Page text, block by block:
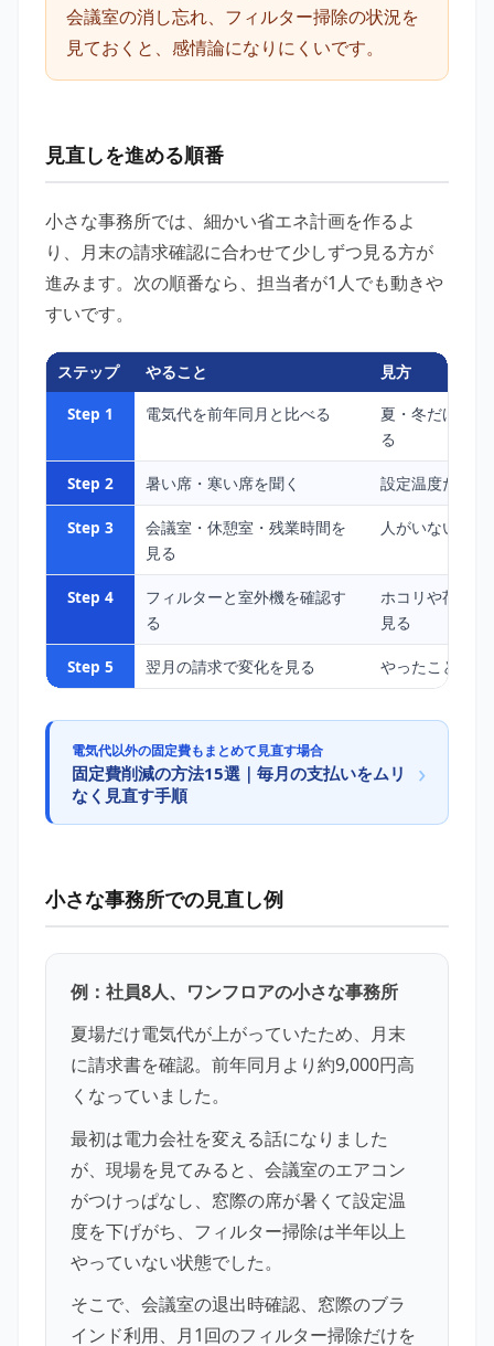
会議室の消し忘れ、フィルター掃除の状況を
見ておくと、感情論になりにくいです。
見直しを進める順番
小さな事務所では、細かい省エネ計画を作るよ
り、月末の請求確認に合わせて少しずつ見る方が
進みます。次の順番なら、担当者が1人でも動きや
すいです。
ステップ やること
見方
Step 1
電気代を前年同月と比べる
夏・冬だけ大
る
Step 2 暑い席・寒い席を聞く 設定温度だけ
Step 3
会議室・休憩室・残業時間を
見る
人がいない時
Step 4
フィルターと室外機を確認す
る
ホコリや荷物
見る
Step 5 翌月の請求で変化を見る やったことと
電気代以外の固定費もまとめて見直す場合
固定費削減の方法15選｜毎月の支払いをムリ
なく見直す手順
›
小さな事務所での見直し例
例：社員8人、ワンフロアの小さな事務所
夏場だけ電気代が上がっていたため、月末
に請求書を確認。前年同月より約9,000円高
くなっていました。
最初は電力会社を変える話になりました
が、現場を見てみると、会議室のエアコン
がつけっぱなし、窓際の席が暑くて設定温
度を下げがち、フィルター掃除は半年以上
やっていない状態でした。
そこで、会議室の退出時確認、窓際のブラ
インド利用、月1回のフィルター掃除だけを